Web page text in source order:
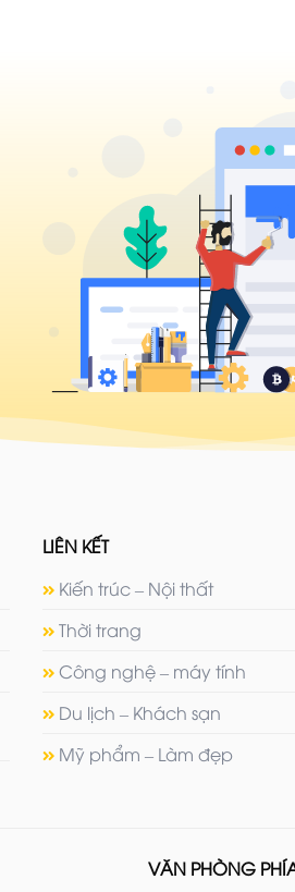
LIÊN KẾT
Kiến trúc – Nội thất
Thời trang
Công nghệ – máy tính
Du lịch – Khách sạn
Mỹ phẩm – Làm đẹp
VĂN PHÒNG